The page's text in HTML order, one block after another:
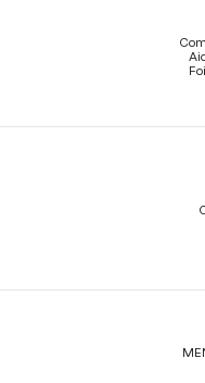
Légal